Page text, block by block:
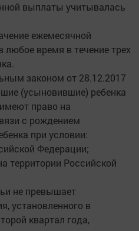
выплаты учитывалась
ежемесячной
время в течение трех
законом от 28.12.2017
(усыновившие) ребенка
право на
с рождением
при условии:
Федерации;
территории Российской
не превышает
установленного в
квартал года,